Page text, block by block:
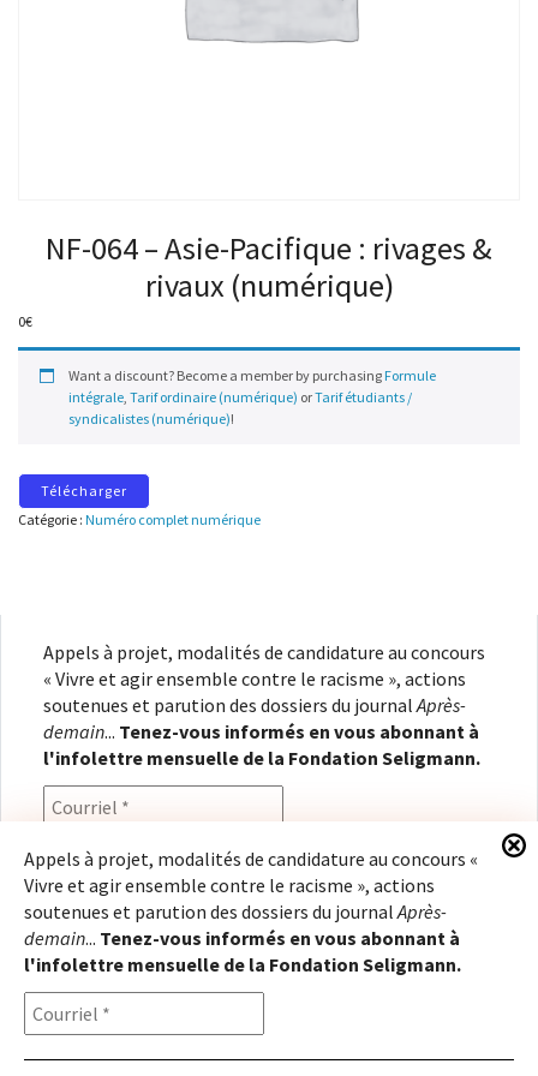
NF-064 – Asie-Pacifique : rivages &
rivaux (numérique)
0€
Want a discount? Become a member by purchasing Formule
intégrale, Tarif ordinaire (numérique) orTarif étudiants /
syndicalistes (numérique)!
Télécharger
Catégorie : Numéro complet numérique
Appels à projet, modalités de candidature au concours
« Vivre et agir ensemble contre le racisme », actions
soutenues et parution des dossiers du journal Après-
demain... Tenez-vous informés en vous abonnant à
l'infolettre mensuelle de la Fondation Seligmann.
En renseignant votre adresse électronique, vous
consentez à recevoir l'infolettre de la Fondation
Seligmann, conformément à notrepolitique de
confidentialité. Il vous sera possible de vous
désabonner à tout moment.
Appels à projet, modalités de candidature au concours «
Vivre et agir ensemble contre le racisme », actions
soutenues et parution des dossiers du journalAprès-
demain... Tenez-vous informés en vous abonnant à
l'infolettre mensuelle de la Fondation Seligmann.